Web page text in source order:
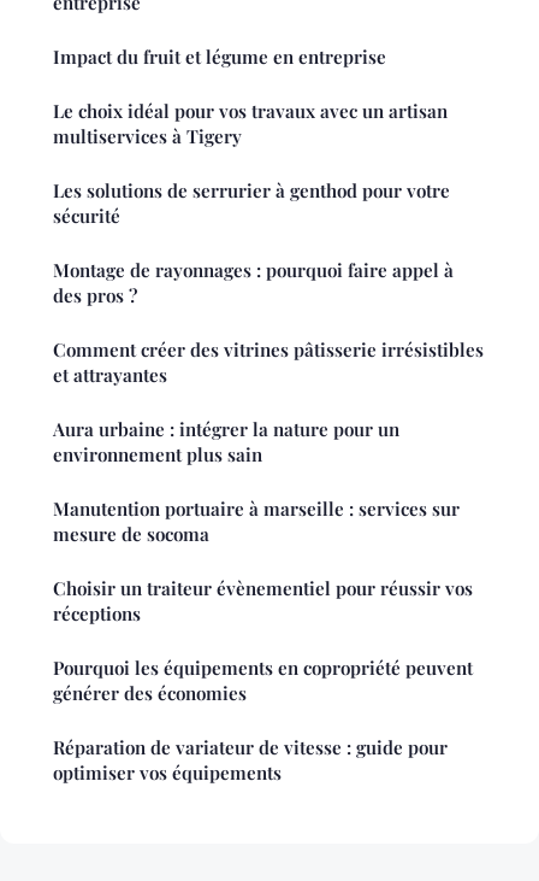
Impact du fruit et légume en entreprise
Le choix idéal pour vos travaux avec un artisan
multiservices à Tigery
Les solutions de serrurier à genthod pour votre
sécurité
Montage de rayonnages : pourquoi faire appel à
des pros ?
Comment créer des vitrines pâtisserie irrésistibles
et attrayantes
Aura urbaine : intégrer la nature pour un
environnement plus sain
Manutention portuaire à marseille : services sur
mesure de socoma
Choisir un traiteur évènementiel pour réussir vos
réceptions
Pourquoi les équipements en copropriété peuvent
générer des économies
Réparation de variateur de vitesse : guide pour
optimiser vos équipements